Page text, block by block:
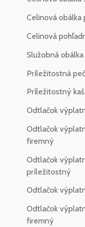
Celinová obálka
Celinová
Služobná obálka
Príležitostná
Príležitostný
Odtlačok
Odtlačok
firemný
Odtlačok
príležitostný
Odtlačok
Odtlačok
firemný